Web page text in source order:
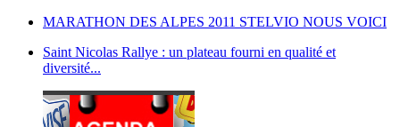
MARATHON DES ALPES 2011 STELVIO NOUS VOICI
Saint Nicolas Rallye : un plateau fourni en qualité et
diversité...